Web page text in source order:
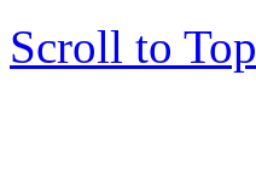
Scroll to Top